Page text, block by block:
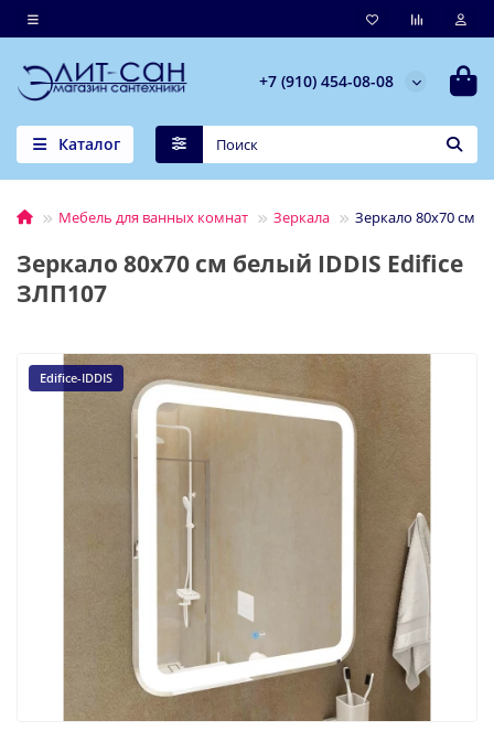
+7 (910) 454-08-08
Каталог
Мебель для ванных комнат Зеркала Зеркало 80x70 см
Зеркало 80x70 см белый IDDIS Edifice
ЗЛП107
Edifice-IDDIS